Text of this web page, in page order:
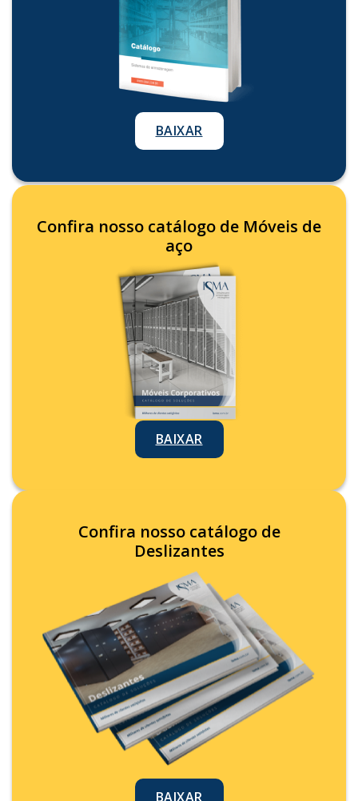
BAIXAR
Confira nosso catálogo de Móveis de
aço
BAIXAR
Confira nosso catálogo de
Deslizantes
BAIXAR